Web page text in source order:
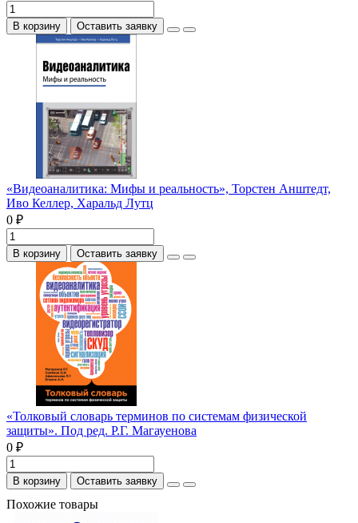
В корзину Оставить заявку
«Видеоаналитика: Мифы и реальность», Торстен Анштедт,
Иво Келлер, Харальд Лутц
0 ₽
В корзину Оставить заявку
«Толковый словарь терминов по системам физической
защиты». Под ред. Р.Г. Магауенова
0 ₽
В корзину Оставить заявку
Похожие товары